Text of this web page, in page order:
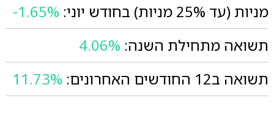
מניות (עד 25% מניות) בחודש יוני:
-1.65%
תשואה מתחילת השנה: 4.06%
תשואה ב12 החודשים האחרונים:
11.73%